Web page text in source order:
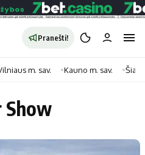
Pranešti!
Kategorijos
Transportas
m. sav. Kauno m. sav.
Show